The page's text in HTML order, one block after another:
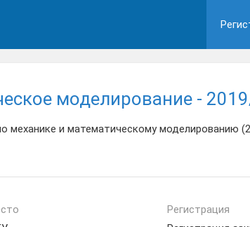
моделирование -
механике и математическому моделированию
Регистрация